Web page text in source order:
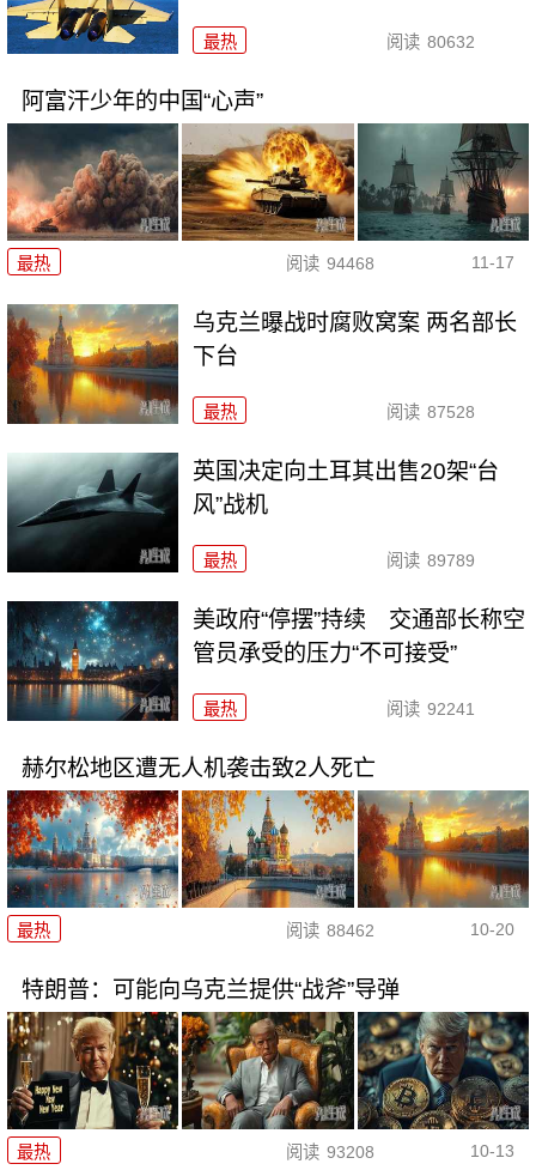
最热 阅读 80632
阿富汗少年的中国“心声”
最热 阅读 94468 11-17
乌克兰曝战时腐败窝案 两名部长
下台
最热 阅读 87528
英国决定向土耳其出售20架“台
风”战机
最热 阅读 89789
美政府“停摆”持续 交通部长称空
管员承受的压力“不可接受”
最热 阅读 92241
赫尔松地区遭无人机袭击致2人死亡
最热 阅读 88462 10-20
特朗普：可能向乌克兰提供“战斧”导弹
最热 阅读 93208 10-13